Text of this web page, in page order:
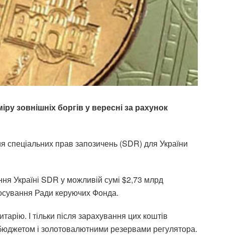
зовнішніх боргів у вересні за рахунок
прав запозичень (SDR) для України
Україні SDR у можливій сумі $2,73 млрд
Ради керуючих Фонда.
І тільки після зарахування цих коштів
і золотовалютними резервами регулятора.